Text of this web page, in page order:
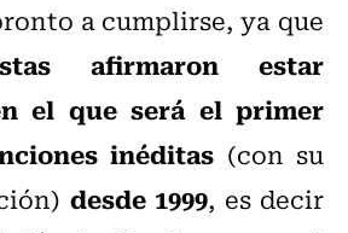
a cumplirse, ya que
afirmaron estar
el que será el primer
inéditas (con su
desde 1999, es decir